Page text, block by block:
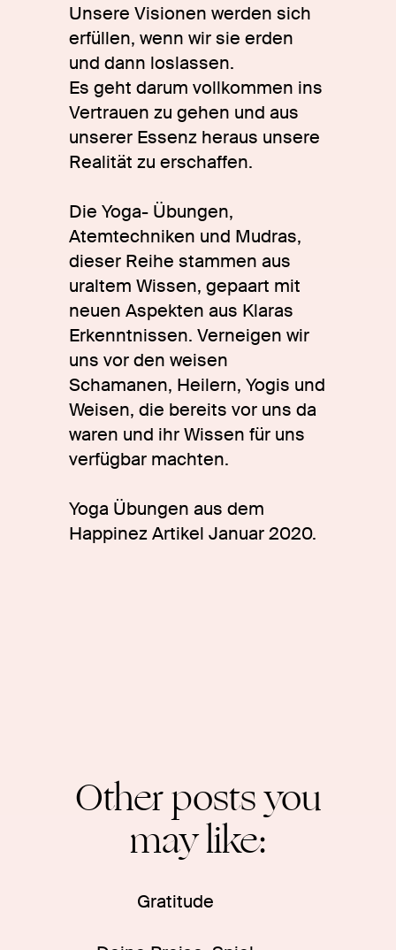
Unsere Visionen werden sich
erfüllen, wenn wir sie erden
und dann loslassen.
Es geht darum vollkommen ins
Vertrauen zu gehen und aus
unserer Essenz heraus unsere
Realität zu erschaffen.
Die Yoga- Übungen,
Atemtechniken und Mudras,
dieser Reihe stammen aus
uraltem Wissen, gepaart mit
neuen Aspekten aus Klaras
Erkenntnissen. Verneigen wir
uns vor den weisen
Schamanen, Heilern, Yogis und
Weisen, die bereits vor uns da
waren und ihr Wissen für uns
verfügbar machten.
Yoga Übungen aus dem
HappinezArtikel Januar 2020.
Other posts you
may like:
Gratitude